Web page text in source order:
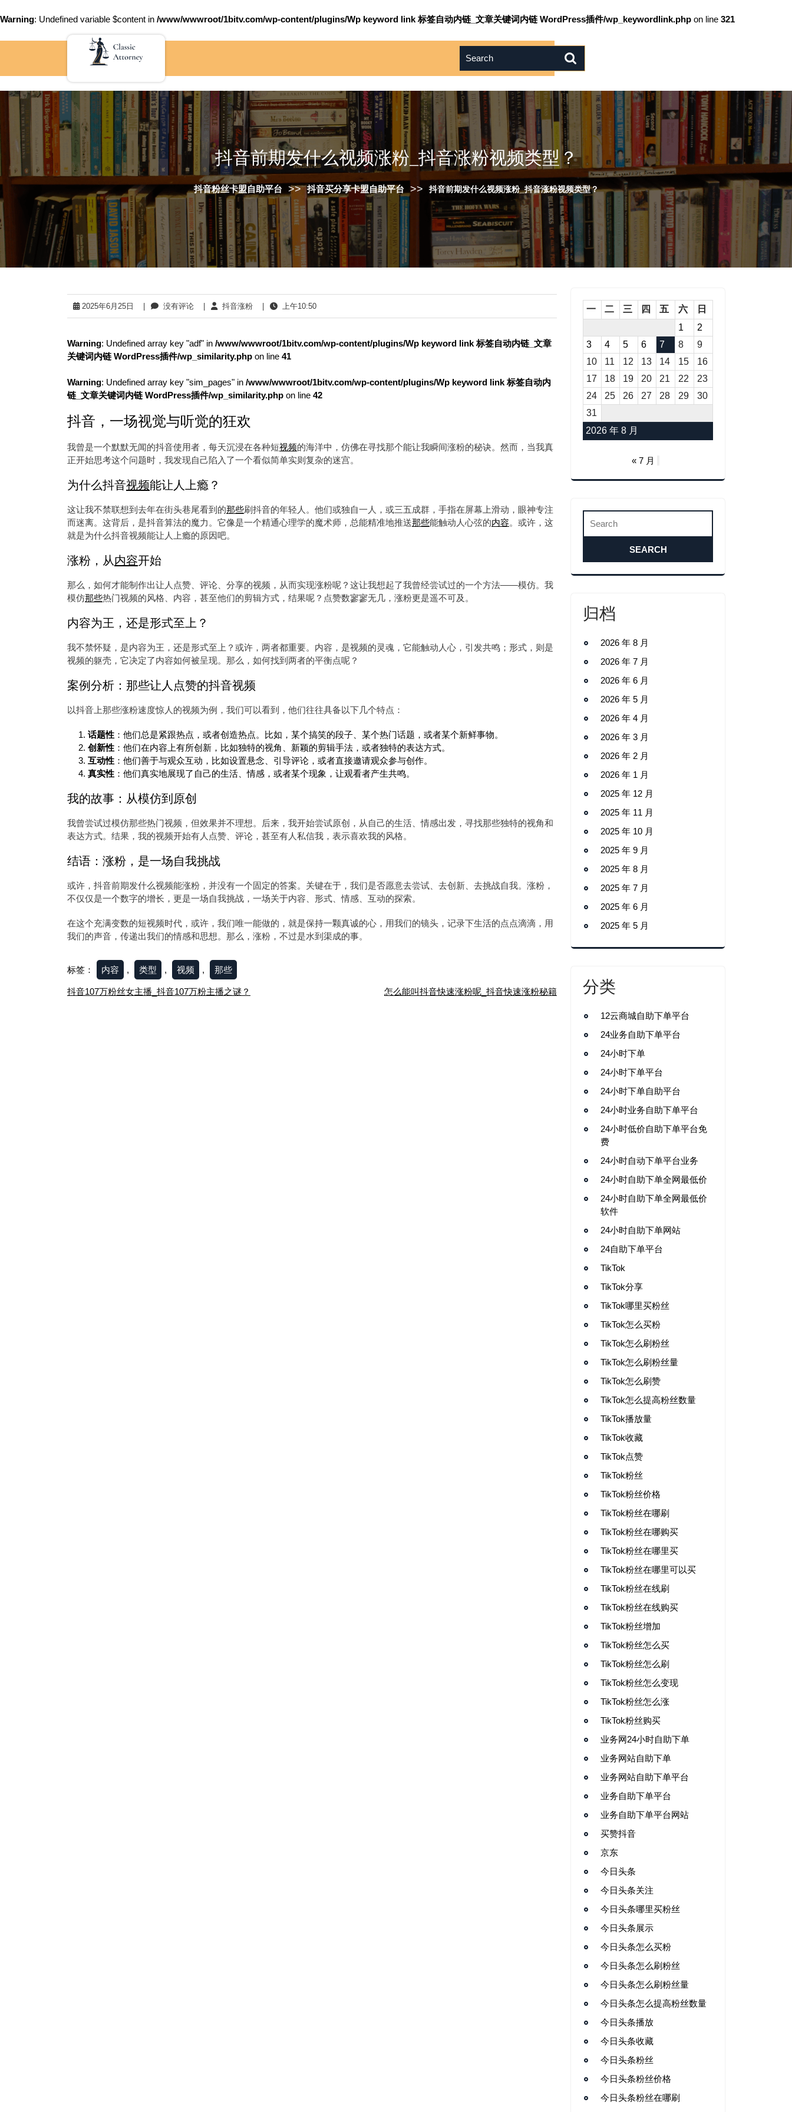
Warning: Undefined variable $content in /www/wwwroot/1bitv.com/wp-content/plugins/Wp keyword link 标签自动内链_文章关键词内链 WordPress插件/wp_keywordlink.php on line 321
抖音前期发什么视频涨粉_抖音涨粉视频类型？
抖音粉丝卡盟自助平台 >> 抖音买分享卡盟自助平台 >> 抖音前期发什么视频涨粉_抖音涨粉视频类型？
2025年6月25日 没有评论 抖音涨粉 上午10:50
Warning: Undefined array key "adf" in /www/wwwroot/1bitv.com/wp-content/plugins/Wp keyword link 标签自动内链_文章
关键词内链 WordPress插件/wp_similarity.php on line 41
Warning: Undefined array key "sim_pages" in /www/wwwroot/1bitv.com/wp-content/plugins/Wp keyword link 标签自动内
链_文章关键词内链 WordPress插件/wp_similarity.php on line 42
抖音，一场视觉与听觉的狂欢
我曾是一个默默无闻的抖音使用者，每天沉浸在各种短视频的海洋中，仿佛在寻找那个能让我瞬间涨粉的秘诀。然而，当我真
正开始思考这个问题时，我发现自己陷入了一个看似简单实则复杂的迷宫。
为什么抖音视频能让人上瘾？
这让我不禁联想到去年在街头巷尾看到的那些刷抖音的年轻人。他们或独自一人，或三五成群，手指在屏幕上滑动，眼神专注
而迷离。这背后，是抖音算法的魔力。它像是一个精通心理学的魔术师，总能精准地推送那些能触动人心弦的内容。或许，这
就是为什么抖音视频能让人上瘾的原因吧。
涨粉，从内容开始
那么，如何才能制作出让人点赞、评论、分享的视频，从而实现涨粉呢？这让我想起了我曾经尝试过的一个方法——模仿。我
模仿那些热门视频的风格、内容，甚至他们的剪辑方式，结果呢？点赞数寥寥无几，涨粉更是遥不可及。
内容为王，还是形式至上？
我不禁怀疑，是内容为王，还是形式至上？或许，两者都重要。内容，是视频的灵魂，它能触动人心，引发共鸣；形式，则是
视频的躯壳，它决定了内容如何被呈现。那么，如何找到两者的平衡点呢？
案例分析：那些让人点赞的抖音视频
以抖音上那些涨粉速度惊人的视频为例，我们可以看到，他们往往具备以下几个特点：
话题性 ：他们总是紧跟热点，或者创造热点。比如，某个搞笑的段子、某个热门话题，或者某个新鲜事物。
创新性 ：他们在内容上有所创新，比如独特的视角、新颖的剪辑手法，或者独特的表达方式。
互动性 ：他们善于与观众互动，比如设置悬念、引导评论，或者直接邀请观众参与创作。
真实性 ：他们真实地展现了自己的生活、情感，或者某个现象，让观看者产生共鸣。
我的故事：从模仿到原创
我曾尝试过模仿那些热门视频，但效果并不理想。后来，我开始尝试原创，从自己的生活、情感出发，寻找那些独特的视角和
表达方式。结果，我的视频开始有人点赞、评论，甚至有人私信我，表示喜欢我的风格。
结语：涨粉，是一场自我挑战
或许，抖音前期发什么视频能涨粉，并没有一个固定的答案。关键在于，我们是否愿意去尝试、去创新、去挑战自我。涨粉，
不仅仅是一个数字的增长，更是一场自我挑战，一场关于内容、形式、情感、互动的探索。
在这个充满变数的短视频时代，或许，我们唯一能做的，就是保持一颗真诚的心，用我们的镜头，记录下生活的点点滴滴，用
我们的声音，传递出我们的情感和思想。那么，涨粉，不过是水到渠成的事。
标签： 内容 , 类型 , 视频 , 那些
文
抖音107万粉丝女主播_抖音107万粉主播之谜？ 怎么能叫抖音快速涨粉呢_抖音快速涨粉秘籍
2026 年 8 月
一 二 三 四 五 六
日
1
2
3
4 5 6 7 8
9
10
11 12 13 14 15
16
17
18 19 20 21 22
23
24
25 26 27 28 29
30
31
« 7 月
归档
2026 年 8 月
2026 年 7 月
2026 年 6 月
2026 年 5 月
2026 年 4 月
2026 年 3 月
2026 年 2 月
2026 年 1 月
2025 年 12 月
2025 年 11 月
2025 年 10 月
2025 年 9 月
2025 年 8 月
2025 年 7 月
2025 年 6 月
2025 年 5 月
分类
12云商城自助下单平台
24业务自助下单平台
24小时下单
24小时下单平台
24小时下单自助平台
24小时业务自助下单平台
24小时低价自助下单平台免
费
24小时自动下单平台业务
24小时自助下单全网最低价
24小时自助下单全网最低价
软件
24小时自助下单网站
24自助下单平台
TikTok
TikTok分享
TikTok哪里买粉丝
TikTok怎么买粉
TikTok怎么刷粉丝
TikTok怎么刷粉丝量
TikTok怎么刷赞
TikTok怎么提高粉丝数量
TikTok播放量
TikTok收藏
TikTok点赞
TikTok粉丝
TikTok粉丝价格
TikTok粉丝在哪刷
TikTok粉丝在哪购买
TikTok粉丝在哪里买
TikTok粉丝在哪里可以买
TikTok粉丝在线刷
TikTok粉丝在线购买
TikTok粉丝增加
TikTok粉丝怎么买
TikTok粉丝怎么刷
TikTok粉丝怎么变现
TikTok粉丝怎么涨
TikTok粉丝购买
业务网24小时自助下单
业务网站自助下单
业务网站自助下单平台
业务自助下单平台
业务自助下单平台网站
买赞抖音
京东
今日头条
今日头条关注
今日头条哪里买粉丝
今日头条展示
今日头条怎么买粉
今日头条怎么刷粉丝
今日头条怎么刷粉丝量
今日头条怎么提高粉丝数量
今日头条播放
今日头条收藏
今日头条粉丝
今日头条粉丝价格
今日头条粉丝在哪刷